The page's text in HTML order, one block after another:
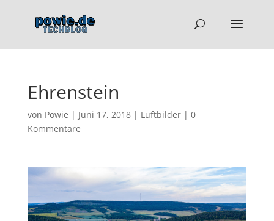
Ehrenstein
von Powie | Juni 17, 2018| Luftbilder| 0
Kommentare